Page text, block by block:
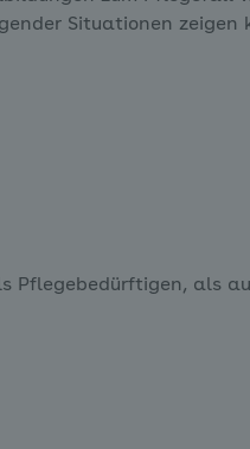
Situationen zeigen
Pflegebedürftigen, als